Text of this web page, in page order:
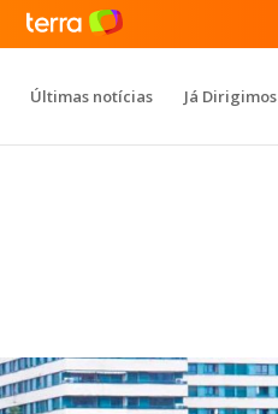
Últimas notícias Já Dirigimos